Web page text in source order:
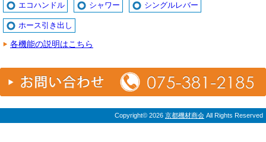
エコハンドル シャワー シングルレバー
ホース引き出し
各機能の説明はこちら
Copyright© 2026 京都機材商会 All Rights Reserved